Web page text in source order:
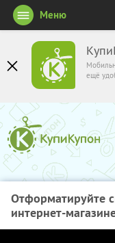
ещё
Меню
Отформатируйте
интернет-